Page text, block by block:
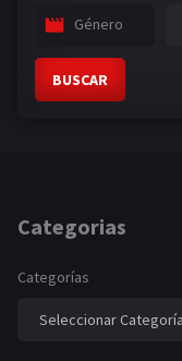
Género
BUSCAR
Categorias
Categorías